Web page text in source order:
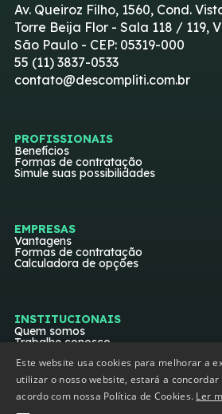
Av. Queiroz Filho, 1560, Cond.
Torre Beija Flor - Sala 118 / 119,
São Paulo - CEP: 05319-000
55 (11) 3837-0533
contato@descompliti.com.br
PROFISSIONAIS
Benefícios
Formas de contratação
Simule suas possibilidades
EMPRESAS
Vantagens
Formas de contratação
Calculadora de opções
INSTITUCIONAIS
Quem somos
Trabalhe conosco
Este website usa cookies para melhorar a
utilizar o nosso website, estará a concordar
acordo com nossa Política de Cookies. Ler